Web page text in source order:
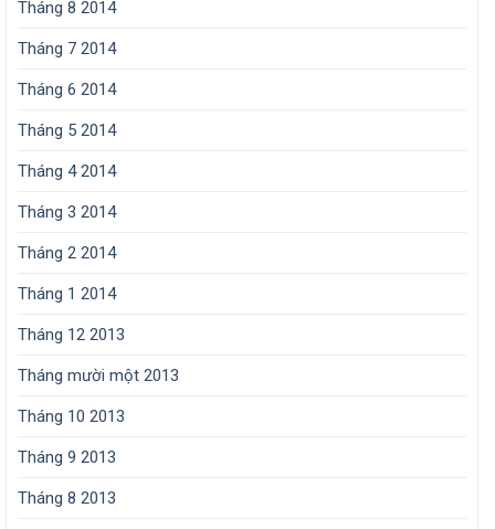
Tháng 8 2014
Tháng 7 2014
Tháng 6 2014
Tháng 5 2014
Tháng 4 2014
Tháng 3 2014
Tháng 2 2014
Tháng 1 2014
Tháng 12 2013
Tháng mười một 2013
Tháng 10 2013
Tháng 9 2013
Tháng 8 2013